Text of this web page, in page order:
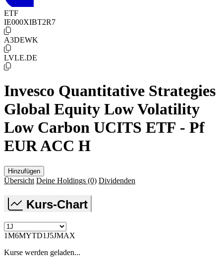
ETF
IE000XIBT2R7
A3DEWK
LVLE.DE
Invesco Quantitative Strategies
Global Equity Low Volatility
Low Carbon UCITS ETF - Pf
EUR ACC H
Hinzufügen
Übersicht Deine Holdings (0) Dividenden
Kurs-Chart
1M6MYTD1J5JMAX
Kurse werden geladen...